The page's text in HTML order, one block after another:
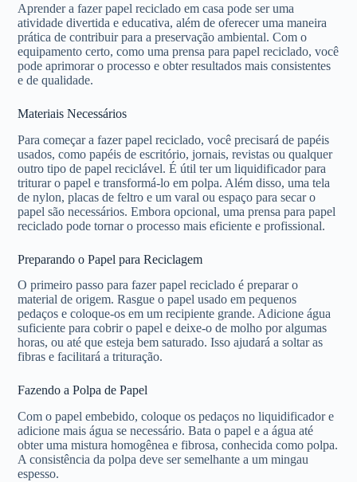
Aprender a fazer papel reciclado em casa pode ser uma
atividade divertida e educativa, além de oferecer uma maneira
prática de contribuir para a preservação ambiental. Com o
equipamento certo, como uma prensa para papel reciclado, você
pode aprimorar o processo e obter resultados mais consistentes
e de qualidade.
Materiais Necessários
Para começar a fazer papel reciclado, você precisará de papéis
usados, como papéis de escritório, jornais, revistas ou qualquer
outro tipo de papel reciclável. É útil ter um liquidificador para
triturar o papel e transformá-lo em polpa. Além disso, uma tela
de nylon, placas de feltro e um varal ou espaço para secar o
papel são necessários. Embora opcional, uma prensa para papel
reciclado pode tornar o processo mais eficiente e profissional.
Preparando o Papel para Reciclagem
O primeiro passo para fazer papel reciclado é preparar o
material de origem. Rasgue o papel usado em pequenos
pedaços e coloque-os em um recipiente grande. Adicione água
suficiente para cobrir o papel e deixe-o de molho por algumas
horas, ou até que esteja bem saturado. Isso ajudará a soltar as
fibras e facilitará a trituração.
Fazendo a Polpa de Papel
Com o papel embebido, coloque os pedaços no liquidificador e
adicione mais água se necessário. Bata o papel e a água até
obter uma mistura homogênea e fibrosa, conhecida como polpa.
A consistência da polpa deve ser semelhante a um mingau
espesso.